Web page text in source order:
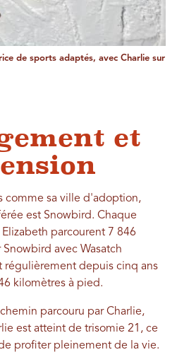
de sports adaptés, avec Charlie sur
et
comme sa ville d'adoption,
est Snowbird. Chaque
parcourent 7 846
avec Wasatch
régulièrement depuis cinq ans
kilomètres à pied.
parcouru par Charlie,
est atteint de trisomie 21, ce
profiter pleinement de la vie.